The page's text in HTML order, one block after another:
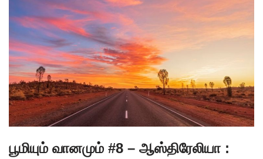
பூமியும் வானமும் #8 – ஆஸ்திரேலியா :